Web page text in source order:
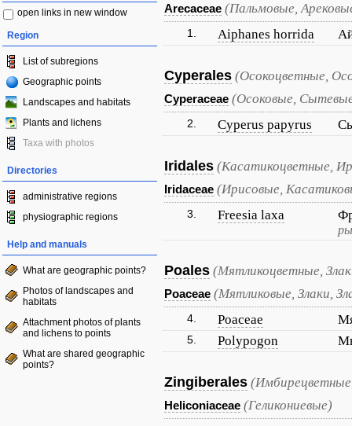
open links in new window
Region
List of subregions
Geographic points
Landscapes and habitats
Plants and lichens
Taxa with photos
Directories
administrative regions
physiographic regions
Help and manuals
What are geographic points?
Photos of landscapes and
habitats
Attachment photos of plants
and lichens to points
What are shared geographic
points?
Arecaceae (Пальмовые,
1. Aiphanes horrida
Cyperales (Осокоцветные,
Cyperaceae (Осоковые,
2. Cyperus papyrus
Iridales (Касатикоцветные,
Iridaceae (Ирисовые,
3. Freesia laxa
Poales (Мятликоцветные,
Poaceae (Мятликовые, Злаки,
4. Poaceae
5. Polypogon
Zingiberales
Heliconiaceae (Геликониевые)